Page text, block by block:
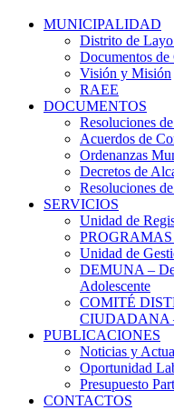
MUNICIPALIDAD
Distrito de
Documentos
Visión y Misión
RAEE
DOCUMENTOS
Resoluciones
Acuerdos de
Ordenanzas
Decretos de
Resoluciones
SERVICIOS
Unidad de
Unidad de
DEMUNA –
Adolescente
COMITÉ
CIUDADANA
PUBLICACIONES
Noticias y
Oportunidad
Presupuesto
CONTACTOS